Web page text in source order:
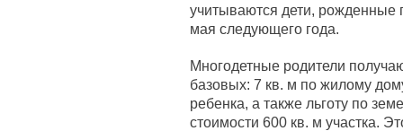
учитываются дети, рожденные
мая следующего года.
Многодетные родители
базовых: 7 кв. м по жилому
ребенка, а также льготу по
стоимости 600 кв. м участка.